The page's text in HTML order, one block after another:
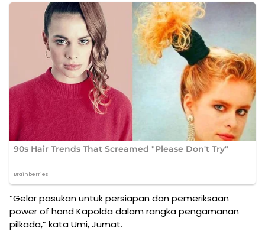
“Gelar pasukan untuk persiapan dan pemeriksaan
power of hand Kapolda dalam rangka pengamanan
pilkada,” kata Umi, Jumat.